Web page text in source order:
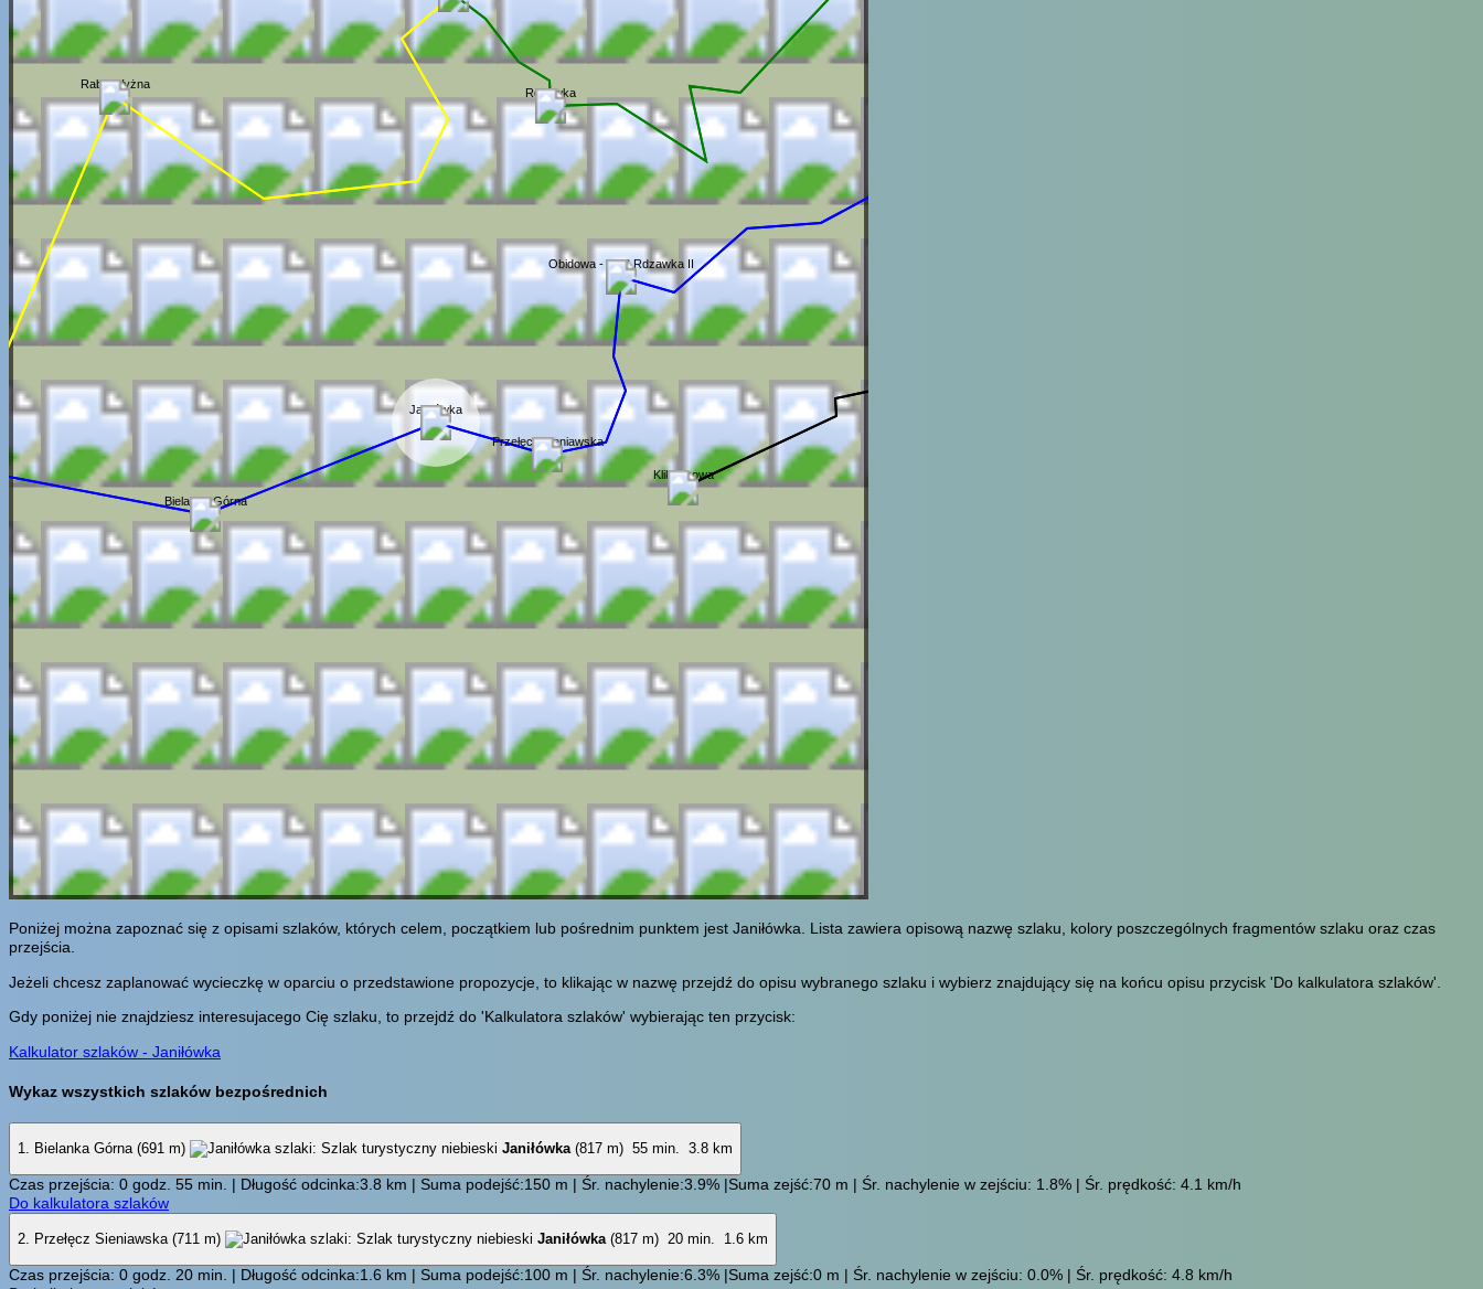
Bielanka Górna
Janiłówka
Klikuszowa
Obidowa - PKS Rdzawka II
Przełęcz Sieniawska
Raba Wyżna
Rdzawka
Poniżej można zapoznać się z opisami szlaków, których celem, początkiem lub pośrednim punktem jest Janiłówka. Lista zawiera opisową nazwę szlaku, kolory poszczególnych fragmentów szlaku oraz czas
przejścia.
Jeżeli chcesz zaplanować wycieczkę w oparciu o przedstawione propozycje, to klikając w nazwę przejdź do opisu wybranego szlaku i wybierz znajdujący się na końcu opisu przycisk 'Do kalkulatora szlaków'.
Gdy poniżej nie znajdziesz interesujacego Cię szlaku, to przejdź do 'Kalkulatora szlaków' wybierając ten przycisk:
Kalkulator szlaków - Janiłówka
Wykaz wszystkich szlaków bezpośrednich
1. Bielanka Górna (691 m) Janiłówka (817 m) 55 min. 3.8 km
Czas przejścia: 0 godz. 55 min. | Długość odcinka:3.8 km | Suma podejść:150 m | Śr. nachylenie:3.9% |Suma zejść:70 m | Śr. nachylenie w zejściu: 1.8% | Śr. prędkość: 4.1 km/h
Do kalkulatora szlaków
2. Przełęcz Sieniawska (711 m) Janiłówka (817 m) 20 min. 1.6 km
Czas przejścia: 0 godz. 20 min. | Długość odcinka:1.6 km | Suma podejść:100 m | Śr. nachylenie:6.3% |Suma zejść:0 m | Śr. nachylenie w zejściu: 0.0% | Śr. prędkość: 4.8 km/h